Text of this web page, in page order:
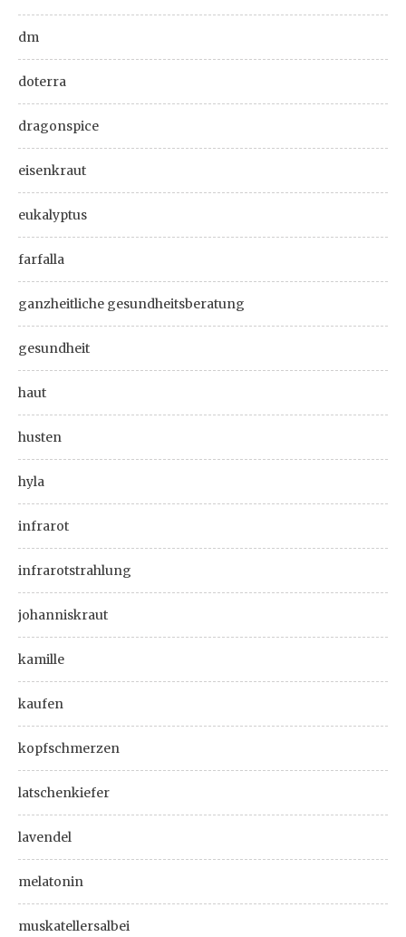
dm
doterra
dragonspice
eisenkraut
eukalyptus
farfalla
ganzheitliche gesundheitsberatung
gesundheit
haut
husten
hyla
infrarot
infrarotstrahlung
johanniskraut
kamille
kaufen
kopfschmerzen
latschenkiefer
lavendel
melatonin
muskatellersalbei